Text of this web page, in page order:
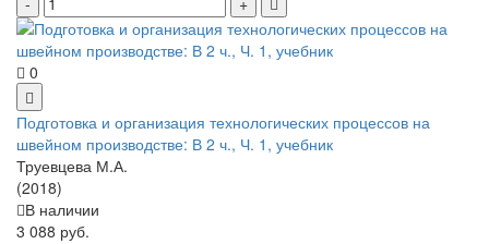
0
Подготовка и организация технологических процессов на
швейном производстве: В 2 ч., Ч. 1, учебник
Труевцева М.А.
(2018)
В наличии
3 088 руб.